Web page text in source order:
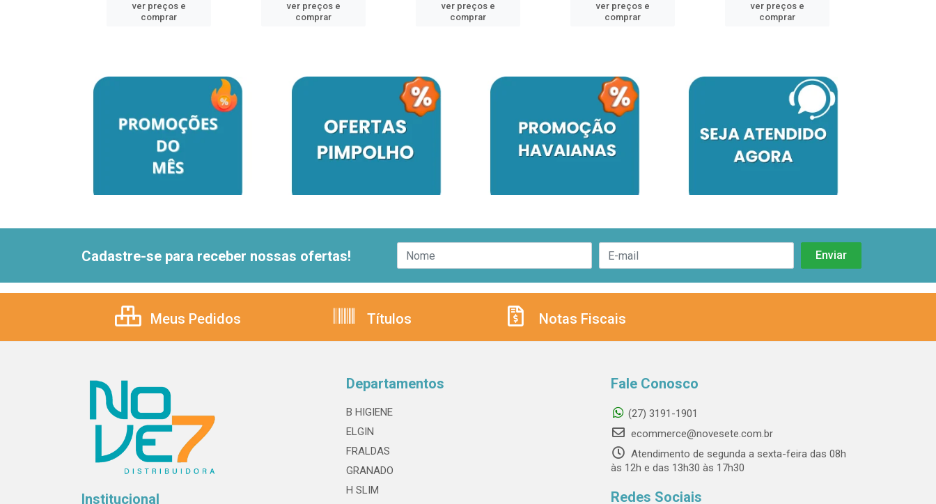
ver preços e
comprar
ver preços e
comprar
ver preços e
comprar
ver preços e
comprar
ver preços e
comprar
Cadastre-se para receber nossas ofertas!
Meus Pedidos Títulos Notas Fiscais
Institucional
Departamentos
B HIGIENE
ELGIN
FRALDAS
GRANADO
H SLIM
Fale Conosco
(27) 3191-1901
ecommerce@novesete.com.br
Atendimento de segunda a sexta-feira das 08h
às 12h e das 13h30 às 17h30
Redes Sociais